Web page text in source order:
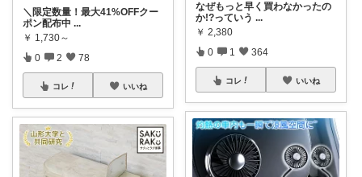
＼限定数量！最大41%OFFクー
ポン配布中 ...
￥ 1,730～
0 2 78
コレ いいね
なぜもっと早く買わなかったの
か!?っていう ...
￥ 2,380
0 1 364
コレ いいね